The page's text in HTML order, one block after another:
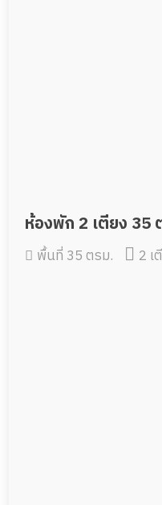
ห้องพัก 2 เตียง 35
พื้นที่ 35 ตรม.
2 เ